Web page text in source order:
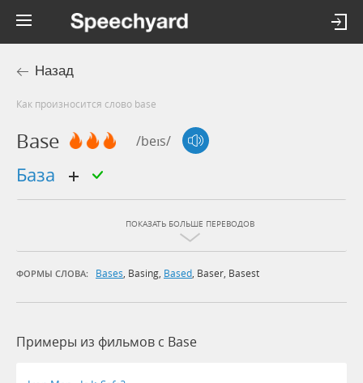
Назад
Как произносится слово base
Base /beɪs/
база
ПОКАЗАТЬ БОЛЬШЕ ПЕРЕВОДОВ
ФОРМЫ СЛОВА: Bases, Basing, Based, Baser, Basest
Примеры из фильмов c Base